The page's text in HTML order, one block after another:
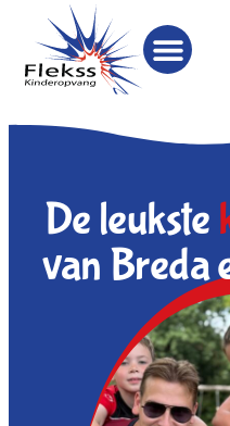
De leukste
van Breda